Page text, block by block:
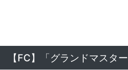
【FC】「グランドマスタ